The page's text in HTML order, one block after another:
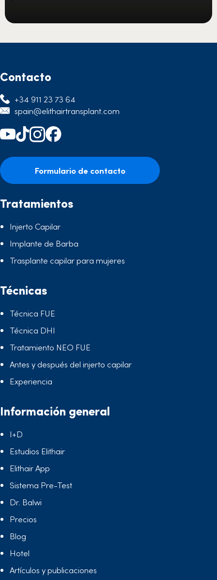
Contacto
+34 911 23 73 64
spain@elithairtransplant.com
Formulario de contacto
Tratamientos
Injerto Capilar
Implante de Barba
Trasplante capilar para mujeres
Técnicas
Técnica FUE
Técnica DHI
Tratamiento NEO FUE
Antes y después del injerto capilar
Experiencia
Información general
I+D
Estudios Elithair
Elithair App
Sistema Pre-Test
Dr. Balwi
Precios
Blog
Hotel
Artículos y publicaciones